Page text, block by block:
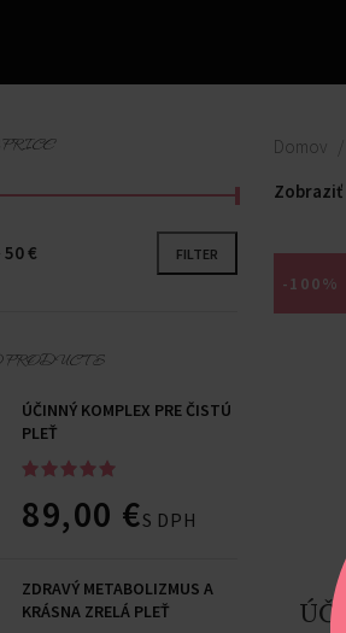
FILTER
50 €
PRODUCTS
ÚČINNÝ KOMPLEX PRE ČISTÚ
PLEŤ
89,00 €S DPH
ZDRAVÝ METABOLIZMUS A
KRÁSNA ZRELÁ PLEŤ
Domov
Zobraziť
-100%